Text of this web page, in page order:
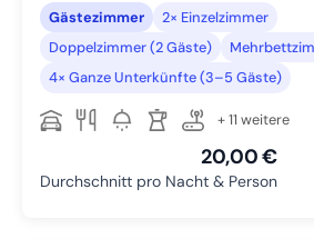
Gästezimmer
2× Einzelzimmer
Doppelzimmer (2 Gäste)
4× Ganze Unterkünfte (3–5 Gäste)
+ 11 weitere
20,00 €
Durchschnitt pro Nacht & Person